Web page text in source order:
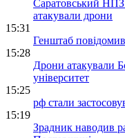
Саратовський НПЗ
атакували дрони
15:31
Генштаб
15:28
Дрони атакували
університет
15:25
рф стали
15:19
Зрадник наводив